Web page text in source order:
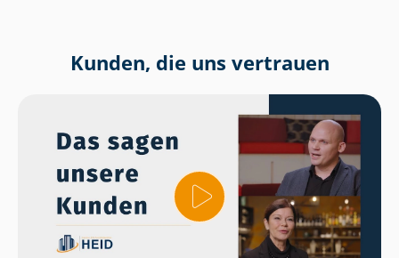
Kunden, die uns vertrauen